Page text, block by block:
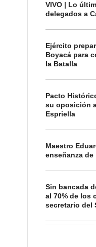
VIVO | Lo
delegados a
Ejército
Boyacá para
la Batalla
Pacto
su oposición
Espriella
Maestro
enseñanza
Sin bancada
al 70% de los
secretario del